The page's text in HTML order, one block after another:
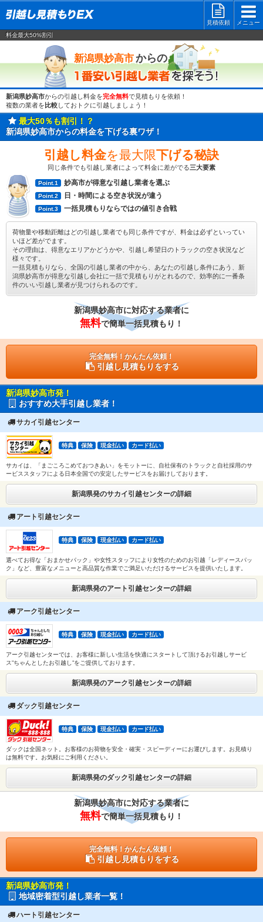
見積依頼
メニュー
料金最大50%割引
新潟県妙高市からの
新潟県妙高市からの引越し料金を完全無料で見積もりを依頼！
複数の業者を 比較しておトクに引越しましょう！
最大50％も割引！？
新潟県妙高市からの料金を下げる裏ワザ！
引越し料金を最大限下げる秘訣
同じ条件でも引越し業者によって料金に差がでる三大要素
Point.1 妙高市が得意な引越し業者を選ぶ
Point.2 日・時間による空き状況が違う
Point.3 一括見積もりならではの値引き合戦
荷物量や移動距離はどの引越し業者でも同じ条件ですが、料金は必ずといってい
いほど差がでます。
その理由は、得意なエリアかどうかや、引越し希望日のトラックの空き状況など
様々です。
一括見積もりなら、全国の引越し業者の中から、あなたの引越し条件にあう、新
潟県妙高市が得意な引越し会社に一括で見積もりがとれるので、効率的に一番条
件のいい引越し業者が見つけられるのです。
新潟県妙高市に対応する業者に
無料で簡単一括見積もり！
完全無料！かんたん依頼！
引越し見積もりをする
新潟県妙高市発！
おすすめ大手引越し業者！
サカイ引越センター
特典 保険 現金払い カード払い
サカイは、「まごころこめておつきあい」をモットーに、自社保有のトラックと自社採用のサ
ービススタッフによる日本全国での安定したサービスをお届けしております。
新潟県発のサカイ引越センターの詳細
アート引越センター
特典 保険 現金払い カード払い
選べてお得な「おまかせパック」や女性スタッフにより女性のためのお引越「レディースパッ
ク」など、豊富なメニューと高品質な作業でご満足いただけるサービスを提供いたします。
新潟県発のアート引越センターの詳細
アーク引越センター
特典 保険 現金払い カード払い
アーク引越センターでは、お客様に新しい生活を快適にスタートして頂けるお引越しサービ
ス”ちゃんとしたお引越し”をご提供しております。
新潟県発のアーク引越センターの詳細
ダック引越センター
特典 保険 現金払い カード払い
ダックは全国ネット。お客様のお荷物を安全・確実・スピーディーにお運びします。お見積り
は無料です。お気軽にご利用ください。
新潟県発のダック引越センターの詳細
新潟県妙高市に対応する業者に
無料で簡単一括見積もり！
完全無料！かんたん依頼！
引越し見積もりをする
新潟県妙高市発！
地域密着型引越し業者一覧！
ハート引越センター